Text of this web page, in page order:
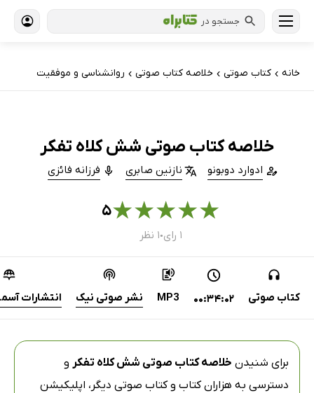
جستجو در
خانه › کتاب‌ صوتی › خلاصه کتاب صوتی › روانشناسی و موفقیت
خلاصه کتاب صوتی شش کلاه تفکر
ادوارد دوبونو نازنین صابری فرزانه فائزی
★
★
★
★
★۵
۱ رای ● ۱ نظر
کتاب صوتی 00:34:02
MP3 نشر صوتی نیک انتشارات
برای شنیدن خلاصه کتاب صوتی شش کلاه تفکر و
دسترسی به هزاران کتاب و کتاب صوتی دیگر، اپلیکیشن